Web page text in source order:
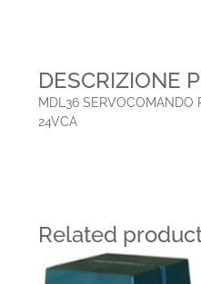
DESCRIZIONE
MDL36 SERVOCOMANDO
24VCA
Related